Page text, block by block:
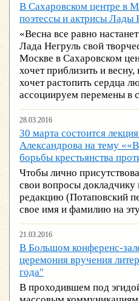
В Сахаровском центре в
поэтессы и актрисы Лады
«Весна все равно
Лада Негруль свой
Москве в Сахаровском
хочет приблизить и
хочет растопить сердца
ассоциируем перемены в
28.03.2016
30 марта состоится
Александрова на тему
борьбы крестьянства
Чтобы лично
свои вопросы
редакцию (Потаповский
свое имя и фамилию на
21.03.2016
В Большом конференс-
церемония вручения
года"
В проходившем под